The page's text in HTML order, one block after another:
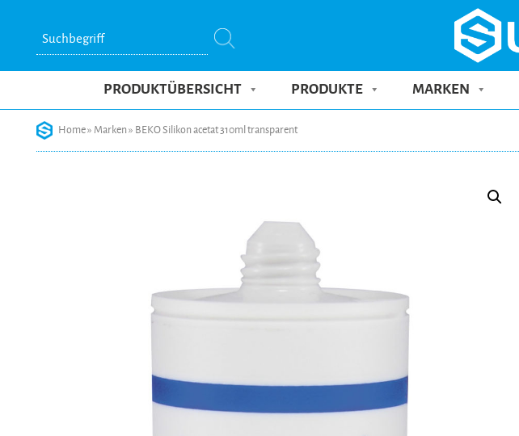
content
Suchbegriff
PRODUKTÜBERSICHT PRODUKTE MARKEN
Home» Marken» BEKO Silikon acetat 310ml transparent